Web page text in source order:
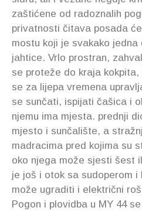
zaštićene od radoznalih
privatnosti čitava posada
mostu koji je svakako
jahtice. Vrlo prostran,
se proteže do kraja
se za lijepa vremena
se sunčati, ispijati čašica i
njemu ima mjesta. prednji
mjesto i sunčalište, a
madracima pred kojima su
oko njega može sjesti šest
je još i otok sa sudoperom i
može ugraditi i električni
Pogon i plovidba u MY 44